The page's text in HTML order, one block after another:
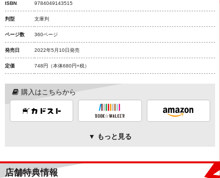
ISBN 9784049143515
判型 文庫判
ページ数 360ページ
発売日 2022年5月10日発売
定価 748円 （本体680円+税）
購入はこちらから
▼ もっと見る
店舗特典情報